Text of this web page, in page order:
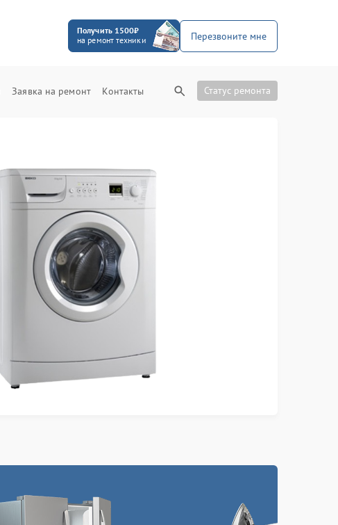
Получить 1500₽
на ремонт техники
Перезвоните мне
Заявка на ремонт Контакты Статус ремонта